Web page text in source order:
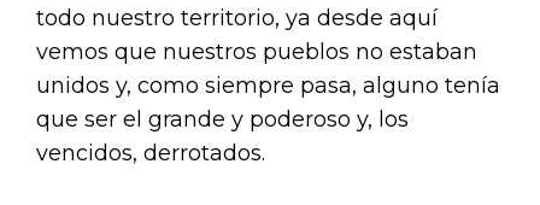
todo nuestro territorio, ya desde aquí
vemos que nuestros pueblos no estaban
unidos y, como siempre pasa, alguno tenía
que ser el grande y poderoso y, los
vencidos, derrotados.